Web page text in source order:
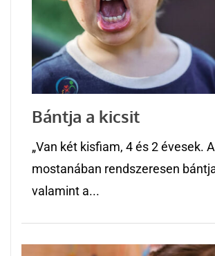
Bántja a kicsit
„Van két kisfiam, 4 és 2 évesek.
mostanában rendszeresen
valamint a...